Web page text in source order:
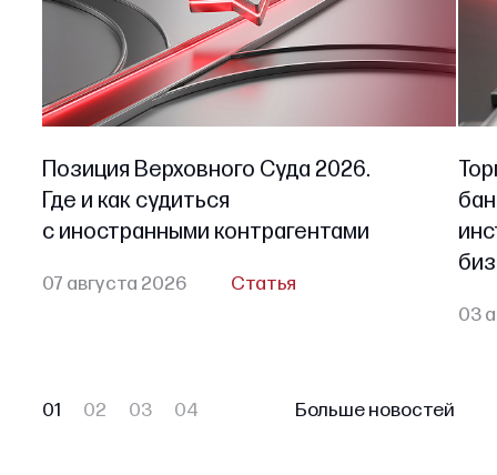
Позиция Верховного Суда 2026.
Где и как судиться
с иностранными контрагентами
07 августа 2026 Статья
03
01 02 03 04 Больше новостей